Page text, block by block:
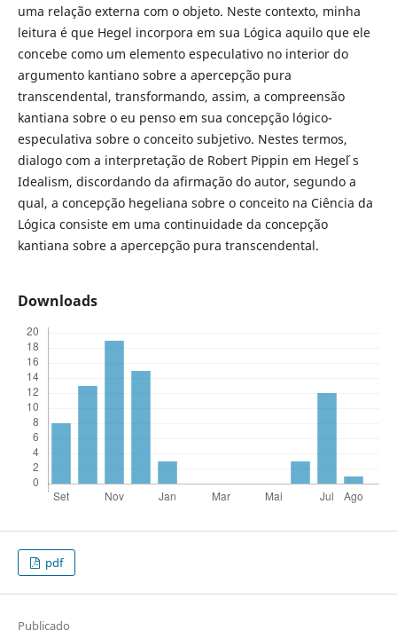
uma relação externa com o objeto. Neste contexto, minha
leitura é que Hegel incorpora em sua Lógica aquilo que ele
concebe como um elemento especulativo no interior do
argumento kantiano sobre a apercepção pura
transcendental, transformando, assim, a compreensão
kantiana sobre o eu penso em sua concepção lógico-
especulativa sobre o conceito subjetivo. Nestes termos,
dialogo com a interpretação de Robert Pippin em Hegel ́s
Idealism, discordando da afirmação do autor, segundo a
qual, a concepção hegeliana sobre o conceito na Ciência da
Lógica consiste em uma continuidade da concepção
kantiana sobre a apercepção pura transcendental.
Downloads
pdf
Publicado